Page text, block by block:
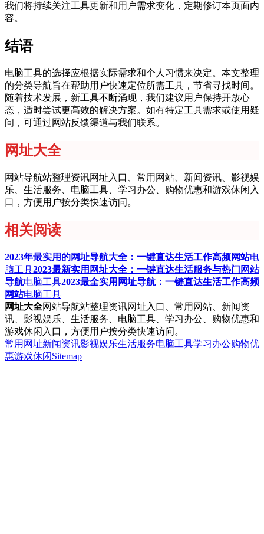
我们将持续关注工具更新和用户需求变化，定期修订本页面内
容。
结语
电脑工具的选择应根据实际需求和个人习惯来决定。本文整理
的分类导航旨在帮助用户快速定位所需工具，节省寻找时间。
随着技术发展，新工具不断涌现，我们建议用户保持开放心
态，适时尝试更高效的解决方案。如有特定工具需求或使用疑
问，可通过网站反馈渠道与我们联系。
网址大全
网站导航站整理资讯网址入口、常用网站、新闻资讯、影视娱
乐、生活服务、电脑工具、学习办公、购物优惠和游戏休闲入
口，方便用户按分类快速访问。
相关阅读
2023年最实用的网址导航大全：一键直达生活工作高频网站电
脑工具2023最新实用网址大全：一键直达生活服务与热门网站
导航电脑工具2023最全实用网址导航：一键直达生活工作高频
网站电脑工具
网址大全网站导航站整理资讯网址入口、常用网站、新闻资
讯、影视娱乐、生活服务、电脑工具、学习办公、购物优惠和
游戏休闲入口，方便用户按分类快速访问。
常用网址新闻资讯影视娱乐生活服务电脑工具学习办公购物优
惠游戏休闲Sitemap